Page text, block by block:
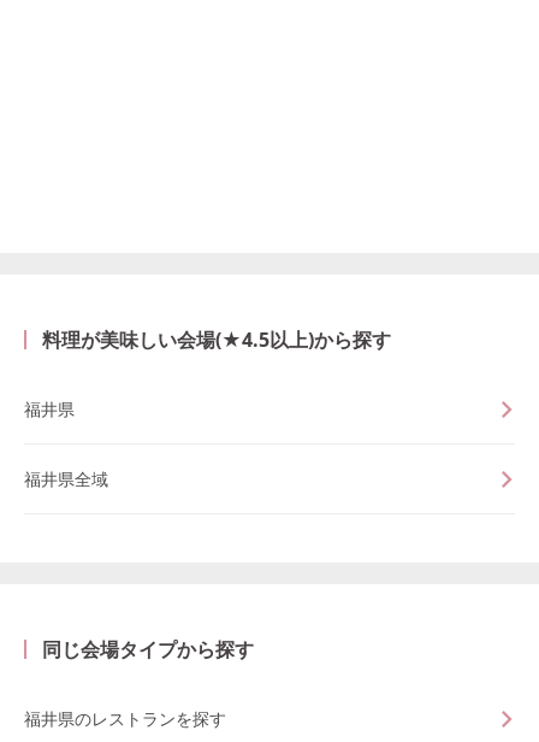
料理が美味しい会場(★4.5以上)から探す
福井県
福井県全域
同じ会場タイプから探す
福井県のレストランを探す